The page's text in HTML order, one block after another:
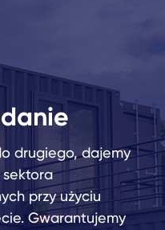
dydaktyczne odbywają
drugiego, dajemy
sektora
przy użyciu
Gwarantujemy